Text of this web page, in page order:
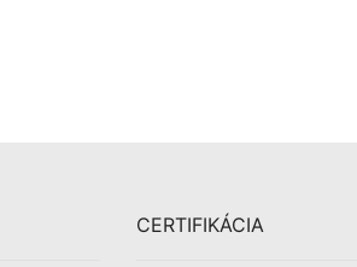
CERTIFIKÁCIA